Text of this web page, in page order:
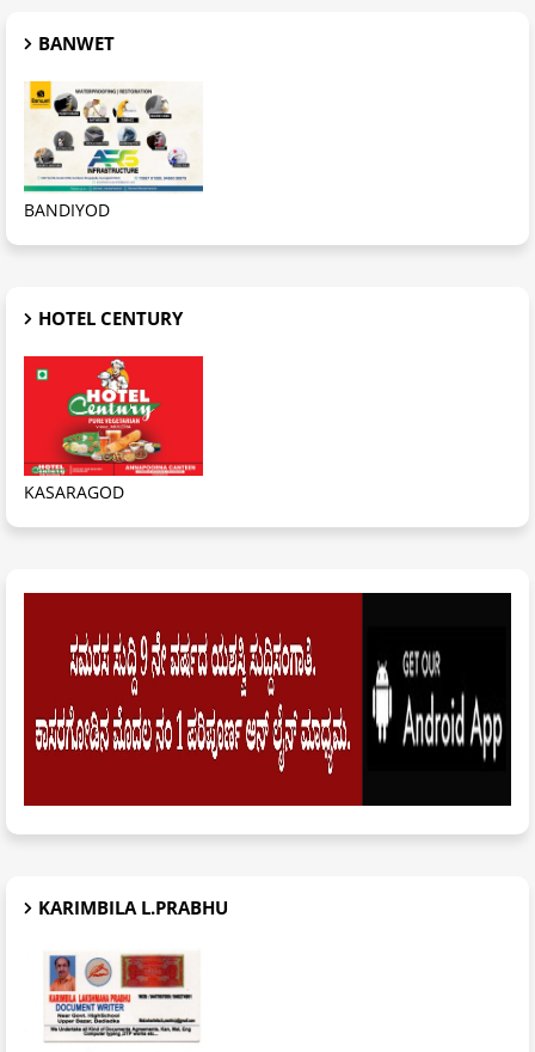
BANWET
BANDIYOD
HOTEL CENTURY
KASARAGOD
KARIMBILA L.PRABHU